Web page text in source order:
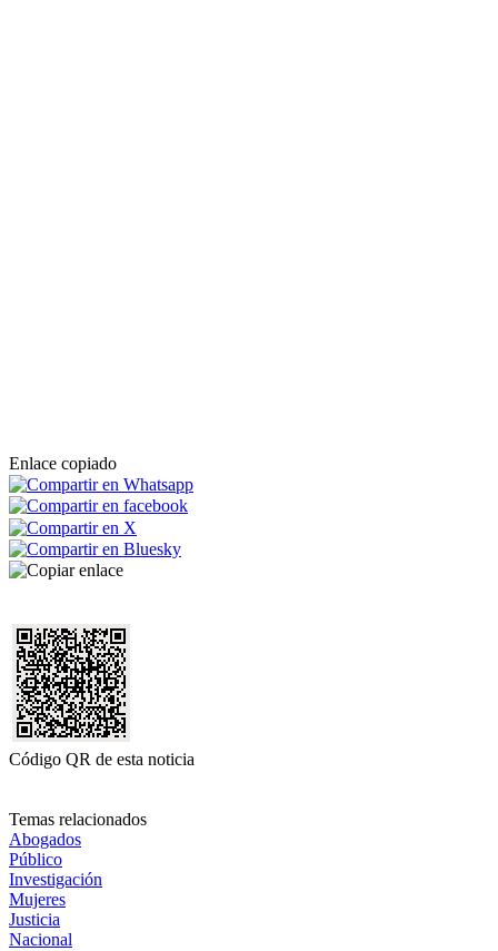
Enlace copiado
Código QR de esta noticia
Temas relacionados
Abogados
Público
Investigación
Mujeres
Justicia
Nacional